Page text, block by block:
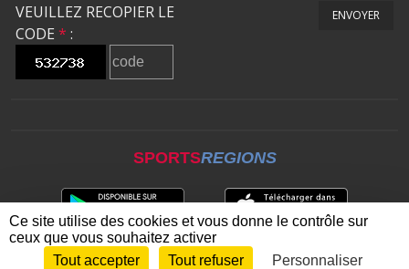
VEUILLEZ RECOPIER LE
CODE * :
ENVOYER
SPORTSREGIONS
Envie de participer ? CONNEXION
Ce site utilise des cookies et vous donne le contrôle sur
ceux que vous souhaitez activer
Tout accepter
Tout refuser Personnaliser